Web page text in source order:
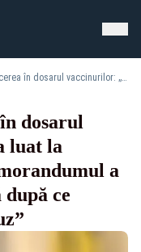
Florin Cîțu rupe tăcerea în dosarul vaccinurilor: „Decizia s-a luat la Ministerul Sănătății. Memorandumul a ajuns în Guvern la o lună după ce expirase termenul de refuz”
dosarul
luat la
a
ce